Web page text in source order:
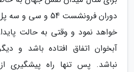
خواهد نمود و وقتی به حالت
آبخوان اتفاق افتاده باشد و
نباشد. پس تنها راه پیشگیری